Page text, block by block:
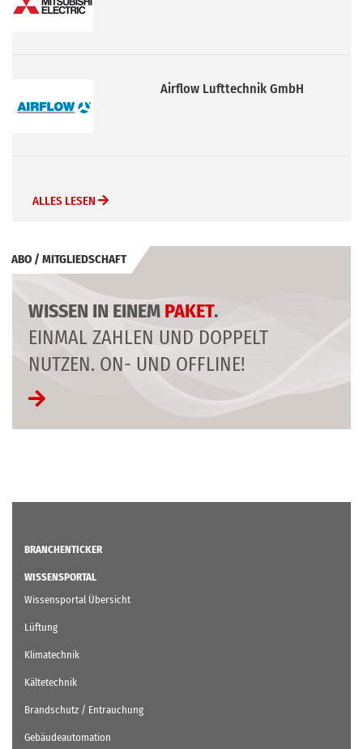
Wolf GmbH
ABO / MITGLIEDSCHAFT
WISSEN IN EINEM PAKET.
EINMAL ZAHLEN UND DOPPELT
NUTZEN. ON- UND OFFLINE!